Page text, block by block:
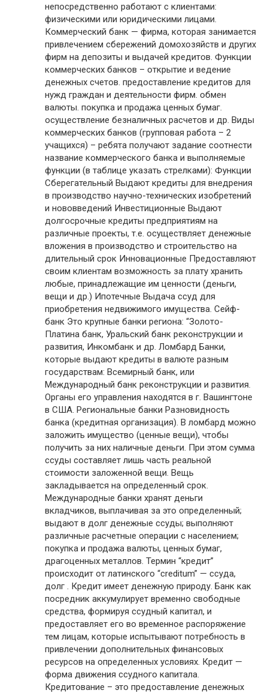
непосредственно работают с клиентами:
физическими или юридическими лицами.
Коммерческий банк — фирма, которая занимается
привлечением сбережений домохозяйств и других
фирм на депозиты и выдачей кредитов. Функции
коммерческих банков – открытие и ведение
денежных счетов. предоставление кредитов для
нужд граждан и деятельности фирм. обмен
валюты. покупка и продажа ценных бумаг.
осуществление безналичных расчетов и др. Виды
коммерческих банков (групповая работа – 2
учащихся) – ребята получают задание соотнести
название коммерческого банка и выполняемые
функции (в таблице указать стрелками): Функции
Сберегательный Выдают кредиты для внедрения
в производство научно-технических изобретений
и нововведений Инвестиционные Выдают
долгосрочные кредиты предприятиям на
различные проекты, т.е. осуществляет денежные
вложения в производство и строительство на
длительный срок Инновационные Предоставляют
своим клиентам возможность за плату хранить
любые, принадлежащие им ценности (деньги,
вещи и др.) Ипотечные Выдача ссуд для
приобретения недвижимого имущества. Сейф-
банк Это крупные банки региона: “Золото-
Платина банк, Уральский банк реконструкции и
развития, Инкомбанк и др. Ломбард Банки,
которые выдают кредиты в валюте разным
государствам: Всемирный банк, или
Международный банк реконструкции и развития.
Органы его управления находятся в г. Вашингтоне
в США. Региональные банки Разновидность
банка (кредитная организация). В ломбард можно
заложить имущество (ценные вещи), чтобы
получить за них наличные деньги. При этом сумма
ссуды составляет лишь часть реальной
стоимости заложенной вещи. Вещь
закладывается на определенный срок.
Международные банки хранят деньги
вкладчиков, выплачивая за это определенный;
выдают в долг денежные ссуды; выполняют
различные расчетные операции с населением;
покупка и продажа валюты, ценных бумаг,
драгоценных металлов. Термин “кредит”
происходит от латинского “creditum” — ссуда,
долг . Кредит имеет денежную природу. Банк как
посредник аккумулирует временно свободные
средства, формируя ссудный капитал, и
предоставляет его во временное распоряжение
тем лицам, которые испытывают потребность в
привлечении дополнительных финансовых
ресурсов на определенных условиях. Кредит —
форма движения ссудного капитала.
Кредитование – это предоставление денежных